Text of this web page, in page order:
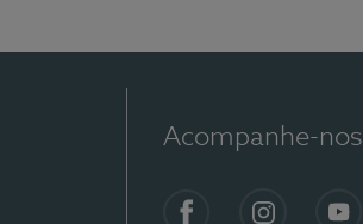
Acompanhe-nos